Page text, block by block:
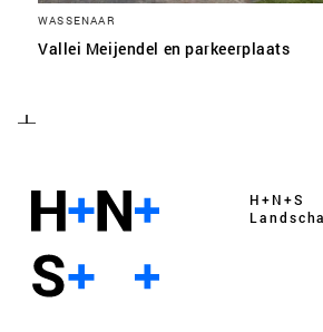
WASSENAAR
Vallei Meijendel en parkeerplaats
H+N+S